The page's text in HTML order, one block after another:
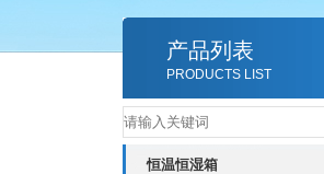
产品列表
PRODUCTS LIST
恒温恒湿箱